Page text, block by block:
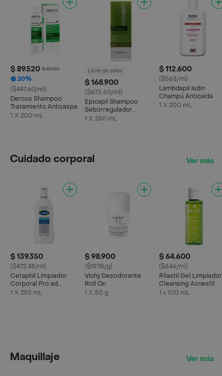
$ 89.520 $ 111.900
20%
($447.60/ml)
Dercos Shampoo
Tratamiento Anticaspa
1 X 200 mL
Libre de sales
$ 168.900
($675.60/ml)
Epicapil Shampoo
Seborregulador
Capilar sin Sal
1 X 250 mL
$ 112.600
($563/ml)
Lambdapil Isdin
Champú Anticaída
1 X 200 mL
Cuidado corporal Ver más
$ 139.350
($472.38/ml)
Cetaphil Limpiador
Corporal Pro ad
Control
1 X 295 mL
$ 98.900
($1978/g)
Vichy Desodorante
Roll On
1 X 50 g
$ 64.600
($646/ml)
Rilastil Gel Limpiador
Cleansing Acnestil
1 x 100 mL
Maquillaje Ver más